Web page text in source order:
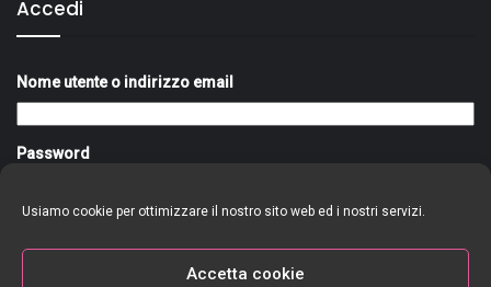
Usiamo cookie per ottimizzare il nostro sito web ed i nostri servizi.
Accetta cookie
Accedi
Nome utente o indirizzo email
Password
Ricordami